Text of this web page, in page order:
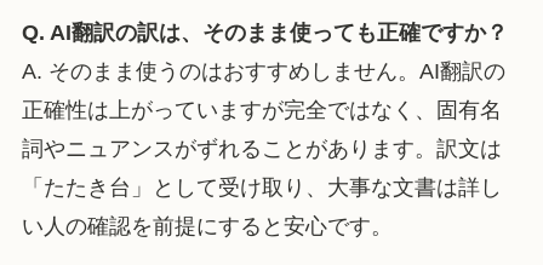
Q. AI翻訳の訳は、そのまま使っても正確ですか？
A. そのまま使うのはおすすめしません。AI翻訳の
正確性は上がっていますが完全ではなく、固有名
詞やニュアンスがずれることがあります。訳文は
「たたき台」として受け取り、大事な文書は詳し
い人の確認を前提にすると安心です。